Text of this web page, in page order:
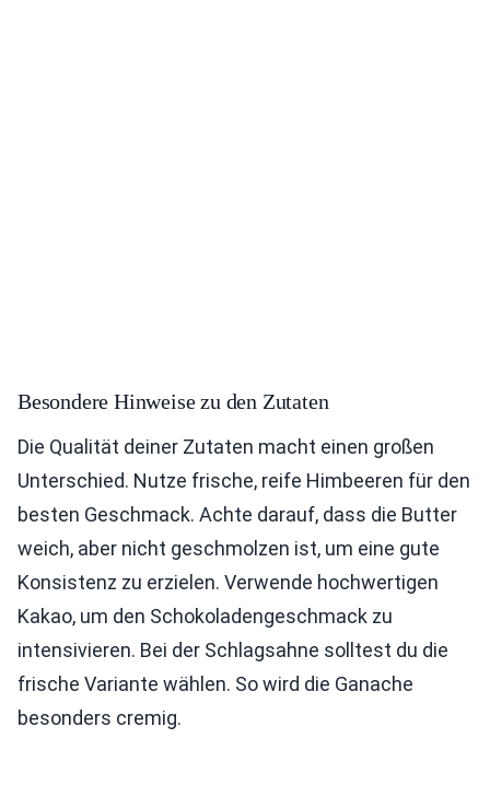
Besondere Hinweise zu den Zutaten
Die Qualität deiner Zutaten macht einen großen
Unterschied. Nutze frische, reife Himbeeren für den
besten Geschmack. Achte darauf, dass die Butter
weich, aber nicht geschmolzen ist, um eine gute
Konsistenz zu erzielen. Verwende hochwertigen
Kakao, um den Schokoladengeschmack zu
intensivieren. Bei der Schlagsahne solltest du die
frische Variante wählen. So wird die Ganache
besonders cremig.